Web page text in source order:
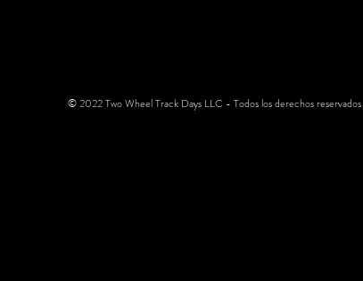
© 2022 Two Wheel Track Days LLC - Todos los derechos reservados